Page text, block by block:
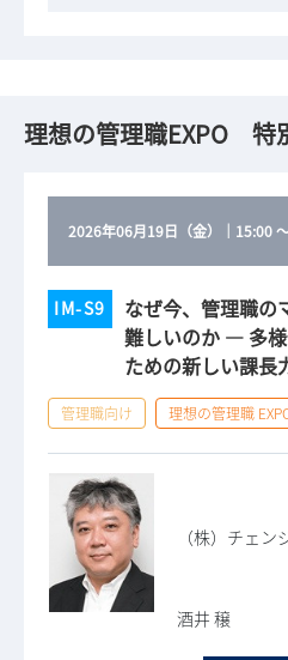
理想の管理職EXPO 特
2026年06月19日（金） ｜ 15:00
IM-S9
なぜ今、管理職の
難しいのか ― 多
ための新しい課
管理職向け 理想の管理職
（株）チェ
取
酒井 穣